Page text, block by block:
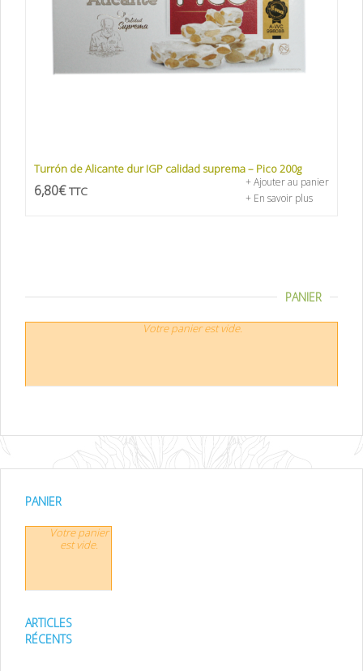
Turrón de Alicante dur IGP calidad suprema – Pico 200g
6,80€ TTC
+ Ajouter au panier
+ En savoir plus
PANIER
Votre panier est vide.
PANIER
Votre panier
est vide.
ARTICLES
RÉCENTS